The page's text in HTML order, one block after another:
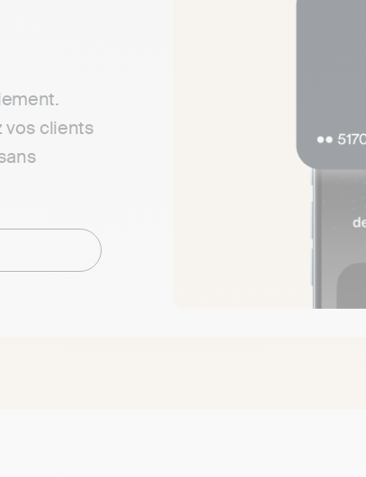
vos clients